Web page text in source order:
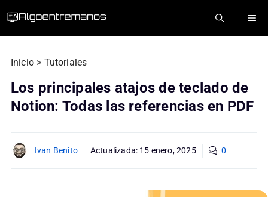
Inicio > Tutoriales
Los principales atajos de teclado de
Notion: Todas las referencias en PDF
Ivan Benito Actualizada: 15 enero, 2025 0